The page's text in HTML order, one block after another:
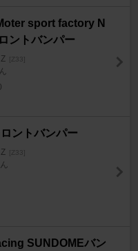
sport factory N
ントバンパー
[Z33]
ントバンパー
[Z33]
SUNDOMEバン